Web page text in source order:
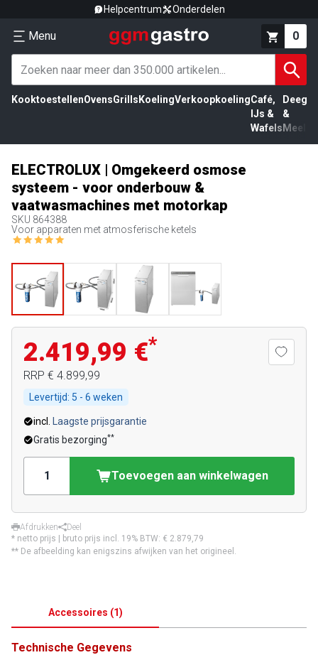
Helpcentrum Onderdelen
Menu 0
KooktoestellenOvensGrills KoelingVerkoopkoelingCafé,
IJs &
Wafels
Deeg
&
Meel
ELECTROLUX | Omgekeerd osmose
systeem - voor onderbouw &
vaatwasmachines met motorkap
SKU 864388
Voor apparaten met atmosferische ketels
2.419,99 €*
RRP € 4.899,99
Levertijd: 5 - 6 weken
incl.
Laagste prijsgarantie
Gratis bezorging**
Toevoegen aan winkelwagen
Afdrukken
Deel
* netto prijs | bruto prijs incl. 19% BTW: € 2.879,79
** De afbeelding kan enigszins afwijken van het origineel.
Accessoires (1)
Technische Gegevens